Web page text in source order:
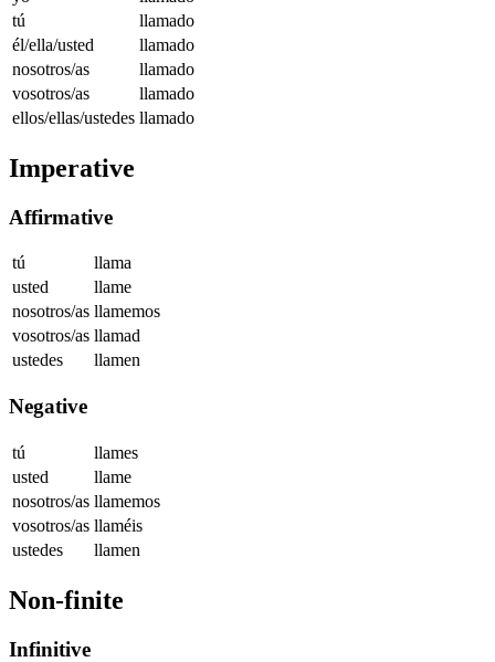
tú
llamado
él/ella/usted
llamado
nosotros/as
llamado
vosotros/as
llamado
ellos/ellas/ustedes llamado
Imperative
Affirmative
tú
llama
usted
llame
nosotros/as llamemos
vosotros/as llamad
ustedes
llamen
Negative
tú
llames
usted
llame
nosotros/as llamemos
vosotros/as llaméis
ustedes
llamen
Non-finite
Infinitive